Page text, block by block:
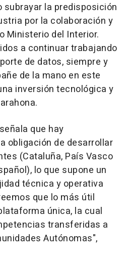
subrayar la predisposición
por la colaboración y
Ministerio del Interior.
a continuar trabajando
de datos, siempre y
de la mano en este
inversión tecnológica y
que hay
obligación de desarrollar
(Cataluña, País Vasco
lo que supone un
técnica y operativa
que lo más útil
única, la cual
transferidas a
Autónomas",